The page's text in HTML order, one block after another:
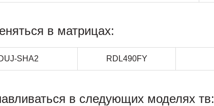
в матрицах:
SHA2 RDL490FY
в следующих моделях тв: